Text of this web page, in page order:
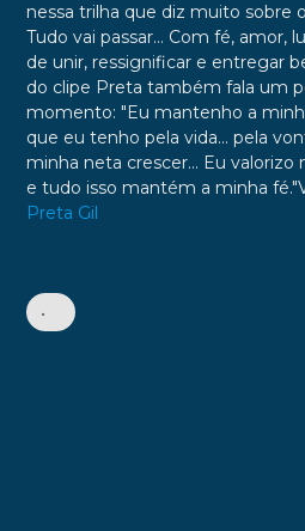
nessa trilha que diz muito sobre
Tudo vai passar… Com fé, amor,
de unir, ressignificar e entregar
do clipe Preta também fala um
momento: "Eu mantenho a
que eu tenho pela vida... pela
minha neta crescer... Eu
e tudo isso mantém a minha
Preta Gil
•